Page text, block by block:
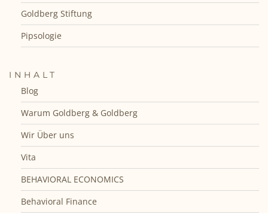
Goldberg Stiftung
Pipsologie
INHALT
Blog
Warum Goldberg & Goldberg
Wir Über uns
Vita
BEHAVIORAL ECONOMICS
Behavioral Finance